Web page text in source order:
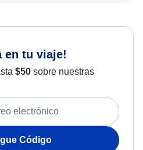
en tu viaje!
$50sobre nuestras
Código